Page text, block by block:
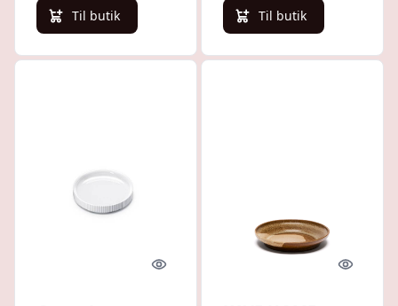
Til butik Til butik
Quick look Quick